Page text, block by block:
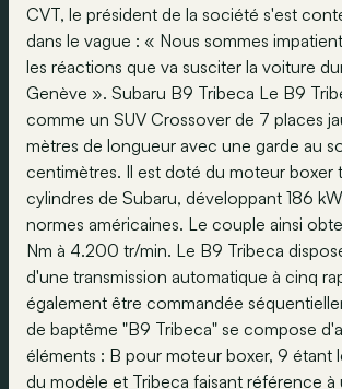
CVT, le président de la société s'est
dans le vague : « Nous sommes
les réactions que va susciter la voiture
Genève ». Subaru B9 Tribeca Le B9
comme un SUV Crossover de 7 places
mètres de longueur avec une garde au
centimètres. Il est doté du moteur boxer
cylindres de Subaru, développant 186
normes américaines. Le couple ainsi
Nm à 4.200 tr/min. Le B9 Tribeca
d'une transmission automatique à cinq
également être commandée
de baptême "B9 Tribeca" se compose
éléments : B pour moteur boxer, 9 étant
du modèle et Tribeca faisant référence à